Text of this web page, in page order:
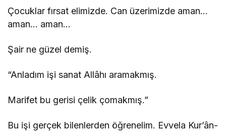
Çocuklar fırsat elimizde. Can üzerimizde aman…
aman… aman…
Şair ne güzel demiş.
“Anladım işi sanat Allâhı aramakmış.
Marifet bu gerisi çelik çomakmış.”
Bu işi gerçek bilenlerden öğrenelim. Evvela Kur’ân-